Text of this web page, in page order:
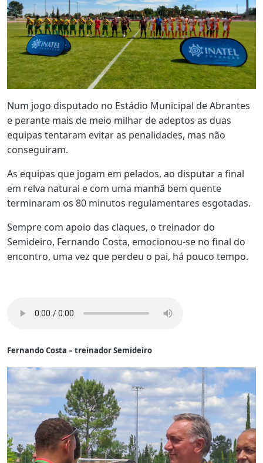
Num jogo disputado no Estádio Municipal de Abrantes
e perante mais de meio milhar de adeptos as duas
equipas tentaram evitar as penalidades, mas não
conseguiram.
As equipas que jogam em pelados, ao disputar a final
em relva natural e com uma manhã bem quente
terminaram os 80 minutos regulamentares esgotadas.
Sempre com apoio das claques, o treinador do
Semideiro, Fernando Costa, emocionou-se no final do
encontro, uma vez que perdeu o pai, há pouco tempo.
Fernando Costa – treinador Semideiro